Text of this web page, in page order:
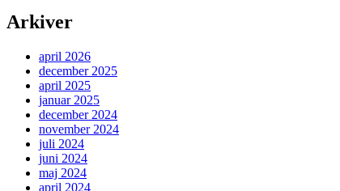
Arkiver
april 2026
december 2025
april 2025
januar 2025
december 2024
november 2024
juli 2024
juni 2024
maj 2024
april 2024